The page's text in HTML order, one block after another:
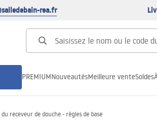
rea.fr
PREMIUMNouveautésMeilleure venteSoldes
du receveur de douche - règles de base